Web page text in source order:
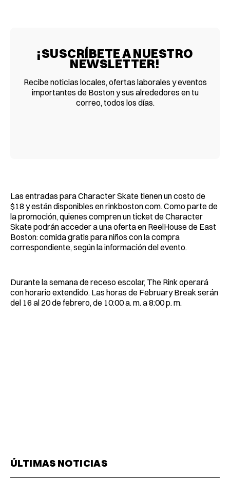
¡SUSCRÍBETE A NUESTRO
NEWSLETTER!
Recibe noticias locales, ofertas laborales y eventos
importantes de Boston y sus alrededores en tu
correo, todos los días.
Las entradas para Character Skate tienen un costo de
$18 y están disponibles en rinkboston.com. Como parte de
la promoción, quienes compren un ticket de Character
Skate podrán acceder a una oferta en ReelHouse de East
Boston: comida gratis para niños con la compra
correspondiente, según la información del evento.
Durante la semana de receso escolar, The Rink operará
con horario extendido. Las horas de February Break serán
del 16 al 20 de febrero, de 10:00 a. m. a 8:00 p. m.
ÚLTIMAS NOTICIAS